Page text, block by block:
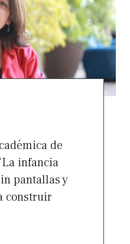
de
infancia
pantallas y
construir